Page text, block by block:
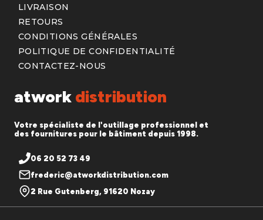
atwork distribution
Votre spécialiste de l'outillage professionnel et
des fournitures pour le bâtiment depuis 1998.
06 20 52 73 49
frederic@atworkdistribution.com
2 Rue Gutenberg, 91620 Nozay
LIVRAISON
RETOURS
CONDITIONS GÉNÉRALES
POLITIQUE DE CONFIDENTIALITÉ
CONTACTEZ-NOUS